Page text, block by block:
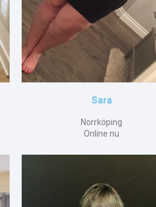
Sara
Norrköping
Online nu